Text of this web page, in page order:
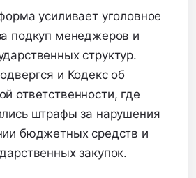
усиливает уголовное
подкуп менеджеров и
структур.
и Кодекс об
ответственности, где
штрафы за нарушения
бюджетных средств и
закупок.